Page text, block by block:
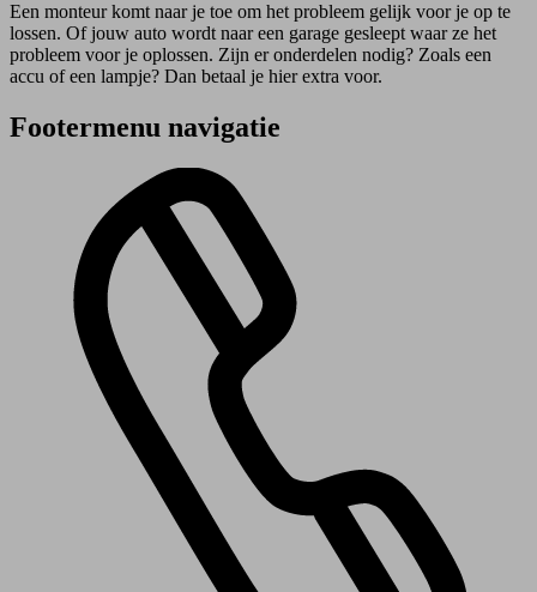
Een monteur komt naar je toe om het probleem gelijk voor je op te
lossen. Of jouw auto wordt naar een garage gesleept waar ze het
probleem voor je oplossen. Zijn er onderdelen nodig? Zoals een
accu of een lampje? Dan betaal je hier extra voor.
Footermenu navigatie